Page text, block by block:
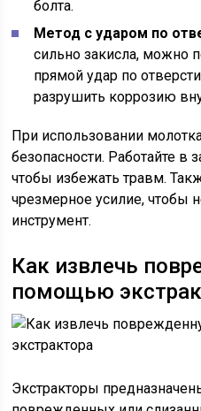
болта.
Метод с ударом по
сильно закисла, можно
прямой удар по
разрушить коррозию
При использовании
безопасности. Работайте в
чтобы избежать травм.
чрезмерное усилие, чтобы
инструмент.
Как извлечь
помощью
Экстракторы